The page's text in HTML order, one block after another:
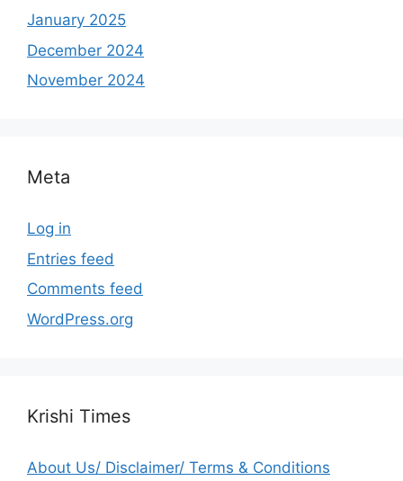
January 2025
December 2024
November 2024
Meta
Log in
Entries feed
Comments feed
WordPress.org
Krishi Times
About Us/ Disclaimer/ Terms & Conditions